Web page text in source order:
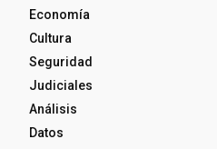
Economía
Cultura
Seguridad
Judiciales
Análisis
Datos